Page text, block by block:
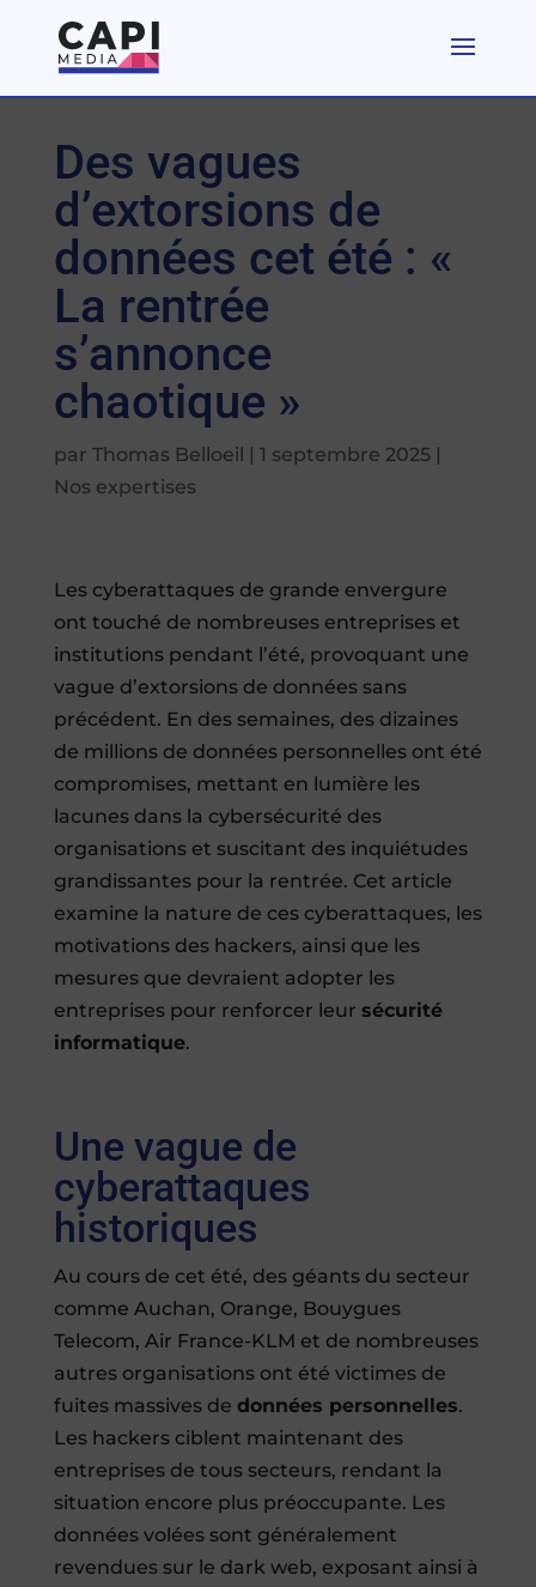
Des vagues
d’extorsions de
données cet été : «
La rentrée
s’annonce
chaotique »
par Thomas Belloeil | 1 septembre 2025|
Nos expertises
Les cyberattaques de grande envergure
ont touché de nombreuses entreprises et
institutions pendant l’été, provoquant une
vague d’extorsions de données sans
précédent. En des semaines, des dizaines
de millions de données personnelles ont été
compromises, mettant en lumière les
lacunes dans la cybersécurité des
organisations et suscitant des inquiétudes
grandissantes pour la rentrée. Cet article
examine la nature de ces cyberattaques, les
motivations des hackers, ainsi que les
mesures que devraient adopter les
entreprises pour renforcer leur sécurité
informatique.
Une vague de
cyberattaques
historiques
Au cours de cet été, des géants du secteur
comme Auchan, Orange, Bouygues
Telecom, Air France-KLM et de nombreuses
autres organisations ont été victimes de
fuites massives de données personnelles.
Les hackers ciblent maintenant des
entreprises de tous secteurs, rendant la
situation encore plus préoccupante. Les
données volées sont généralement
revendues sur le dark web, exposant ainsi à